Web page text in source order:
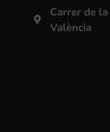
Carrer de
València